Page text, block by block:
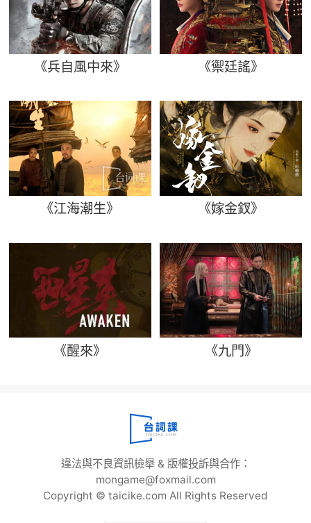
《兵自風中來》 《禦廷謠》
《江海潮生》 《嫁金釵》
《醒來》 《九門》
違法與不良資訊檢舉 & 版權投訴與合作：
mongame@foxmail.com
Copyright © taicike.com All Rights Reserved